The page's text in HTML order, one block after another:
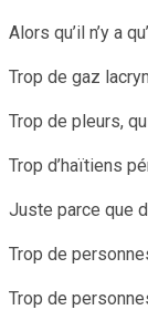
Alors qu’il n’y a
Trop de gaz
Trop de pleurs,
Trop d’haïtiens
Juste parce que
Trop de
Trop de